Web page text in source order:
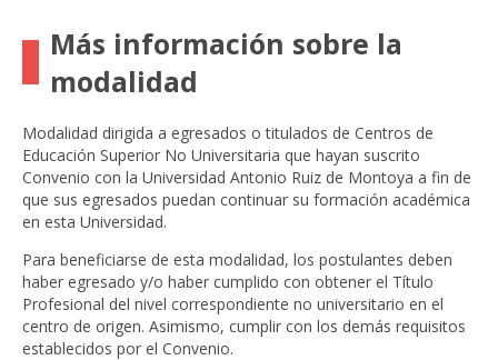
Convenio con la
Universidad
Antonio Ruiz de
Montoya.
Más información sobre la
modalidad
Modalidad dirigida a egresados o titulados de Centros de
Educación Superior No Universitaria que hayan suscrito
Convenio con la Universidad Antonio Ruiz de Montoya a fin de
que sus egresados puedan continuar su formación académica
en esta Universidad.
Para beneficiarse de esta modalidad, los postulantes deben
haber egresado y/o haber cumplido con obtener el Título
Profesional del nivel correspondiente no universitario en el
centro de origen. Asimismo, cumplir con los demás requisitos
establecidos por el Convenio.